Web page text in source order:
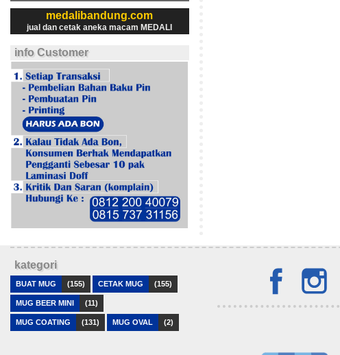
medalibandung.com
jual dan cetak aneka macam MEDALI
info Customer
kategori
BUAT MUG (155) CETAK MUG (155)
MUG BEER MINI (11)
MUG COATING (131) MUG OVAL (2)